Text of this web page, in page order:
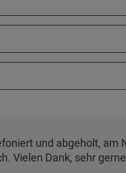
und abgeholt,
Vielen Dank, sehr